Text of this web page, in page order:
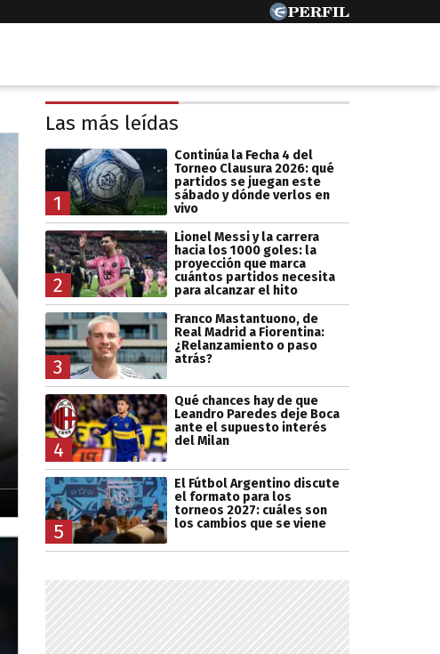
Las más leídas
1
Continúa la Fecha 4 del
Torneo Clausura 2026: qué
partidos se juegan este
sábado y dónde verlos en
vivo
2
Lionel Messi y la carrera
hacia los 1000 goles: la
proyección que marca
cuántos partidos necesita
para alcanzar el hito
3
Franco Mastantuono, de
Real Madrid a Fiorentina:
¿Relanzamiento o paso
atrás?
4
Qué chances hay de que
Leandro Paredes deje Boca
ante el supuesto interés
del Milan
5
El Fútbol Argentino discute
el formato para los
torneos 2027: cuáles son
los cambios que se viene